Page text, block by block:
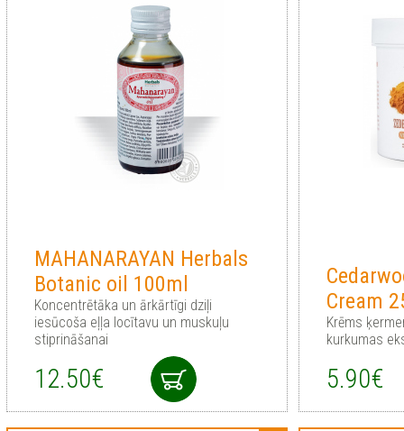
MAHANARAYAN Herbals
Botanic oil 100ml
Koncentrētāka un ārkārtīgi dziļi
iesūcoša eļļa locītavu un muskuļu
stiprināšanai
12.50€
Cream
Krēms
kurkumas
5.90€